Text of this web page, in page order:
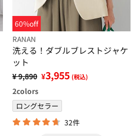
60%off
RANAN
洗える！ダブルブレストジャケ
ット
¥ 9,890 ¥3,955 (税込)
2colors
ロングセラー
32件